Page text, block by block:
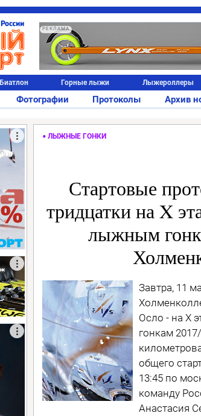
РЕКЛАМА
Биатлон Горные лыжи Лыжероллеры
Фотографии Протоколы Архив
ЛЫЖНЫЕ ГОНКИ
Стартовые
тридцатки на X
лыжным
Завтра, 11
Осло - на X
гонкам
общего
13:45 по
команду
Анастасия